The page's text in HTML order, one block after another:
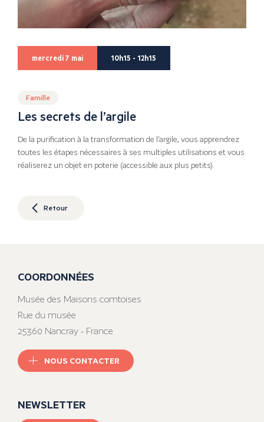
mercredi 7 mai 10h15 - 12h15
Famille
Les secrets de l’argile
De la purification à la transformation de l’argile, vous apprendrez
toutes les étapes nécessaires à ses multiples utilisations et vous
réaliserez un objet en poterie (accessible aux plus petits).
Retour
COORDONNÉES
Musée des Maisons comtoises
Rue du musée
25360 Nancray - France
NOUS CONTACTER
NEWSLETTER